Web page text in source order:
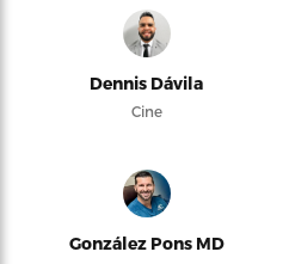
Dennis Dávila
Cine
González Pons MD